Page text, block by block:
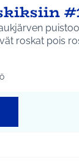
roskat pois
mukaan: Hyrylä
teeman